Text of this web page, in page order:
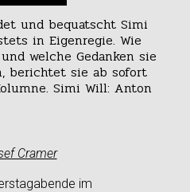
und bequatscht Simi
in Eigenregie. Wie
welche Gedanken sie
berichtet sie ab sofort
Simi Will: Anton
Cramer
im